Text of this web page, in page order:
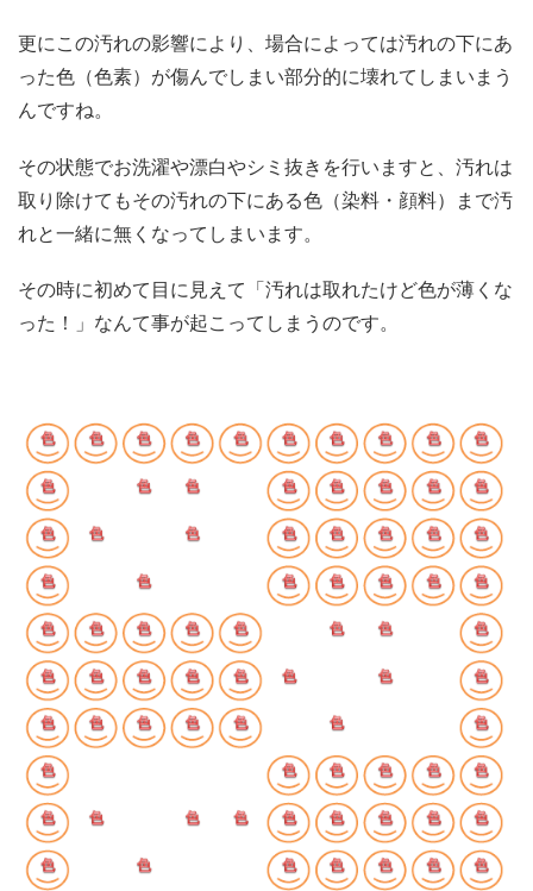
更にこの汚れの影響により、場合によっては汚れの下にあ
った色（色素）が傷んでしまい部分的に壊れてしまいまう
んですね。
その状態でお洗濯や漂白やシミ抜きを行いますと、汚れは
取り除けてもその汚れの下にある色（染料・顔料）まで汚
れと一緒に無くなってしまいます。
その時に初めて目に見えて「汚れは取れたけど色が薄くな
った！」なんて事が起こってしまうのです。